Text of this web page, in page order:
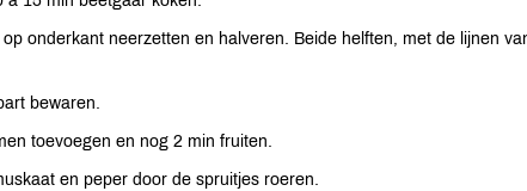
onderkant neerzetten en halveren. Beide helften, met de lijnen
bewaren.
toevoegen en nog 2 min fruiten.
en peper door de spruitjes roeren.